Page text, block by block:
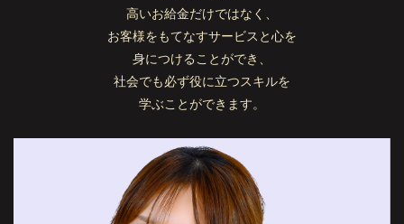
高いお給金だけではなく、
お客様をもてなすサービスと心を
身につけることができ、
社会でも必ず役に立つスキルを
学ぶことができます。